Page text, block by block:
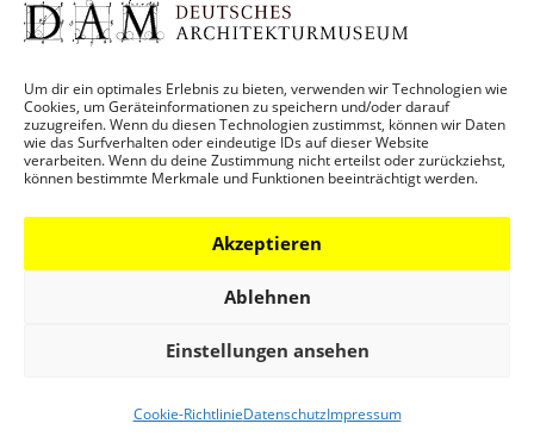
Um dir ein optimales Erlebnis zu bieten, verwenden wir Technologien wie
Cookies, um Geräteinformationen zu speichern und/oder darauf
zuzugreifen. Wenn du diesen Technologien zustimmst, können wir Daten
wie das Surfverhalten oder eindeutige IDs auf dieser Website
verarbeiten. Wenn du deine Zustimmung nicht erteilst oder zurückziehst,
können bestimmte Merkmale und Funktionen beeinträchtigt werden.
Akzeptieren
Ablehnen
Einstellungen ansehen
Cookie-RichtlinieDatenschutzImpressum
BAUWERKSTATT